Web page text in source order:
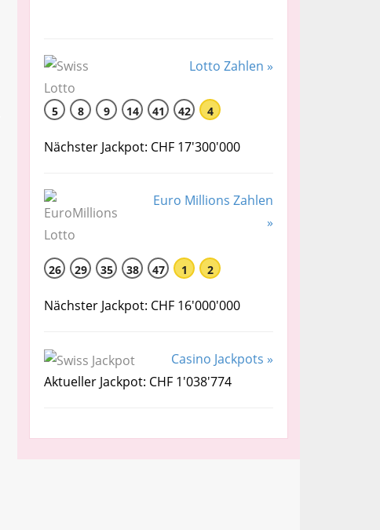
Lotto Zahlen »
5 8 9 14 41 42 4
Nächster Jackpot: CHF 17'300'000
Euro Millions Zahlen
»
26 29 35 38 47 1 2
Nächster Jackpot: CHF 16'000'000
Casino Jackpots »
Aktueller Jackpot: CHF 1'038'774